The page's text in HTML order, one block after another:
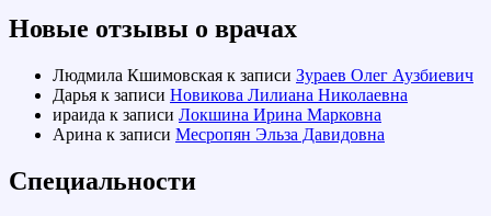
Новые отзывы о врачах
Людмила Кшимовская к записи Зураев Олег Аузбиевич
Дарья к записи Новикова Лилиана Николаевна
ираида к записи Локшина Ирина Марковна
Арина к записи Месропян Эльза Давидовна
Специальности